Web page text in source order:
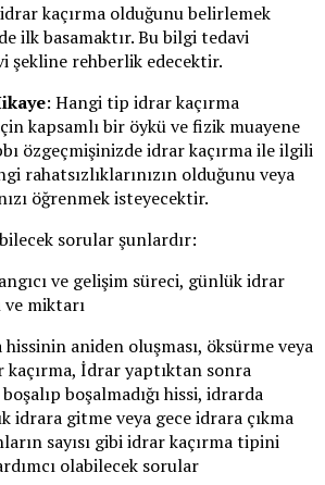
kaçırma olduğunu belirlemek
ilk basamaktır. Bu bilgi tedavi
şekline rehberlik edecektir.
: Hangi tip idrar kaçırma
kapsamlı bir öykü ve fizik muayene
özgeçmişinizde idrar kaçırma ile ilgili
rahatsızlıklarınızın olduğunu veya
öğrenmek isteyecektir.
sorular şunlardır:
ve gelişim süreci, günlük idrar
ve miktarı
hissinin aniden oluşması, öksürme veya
kaçırma, İdrar yaptıktan sonra
boşalmadığı hissi, idrarda
idrara gitme veya gece idrara çıkma
sayısı gibi idrar kaçırma tipini
olabilecek sorular